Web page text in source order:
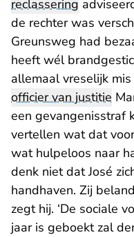
reclassering
de rechter was
Greunsweg had
heeft wél
allemaal vreselijk
officier van justitie
een gevangenisstraf
vertellen wat dat
wat hulpeloos naar
denk niet dat José
handhaven. Zij
zegt hij. ‘De sociale
jaar is geboekt zal